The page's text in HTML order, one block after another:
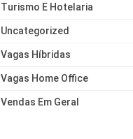
Turismo E Hotelaria
Uncategorized
Vagas Híbridas
Vagas Home Office
Vendas Em Geral